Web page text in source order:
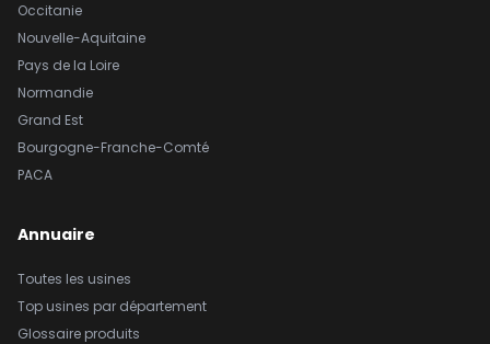
Occitanie
Nouvelle-Aquitaine
Pays de la Loire
Normandie
Grand Est
Bourgogne-Franche-Comté
PACA
Annuaire
Toutes les usines
Top usines par département
Glossaire produits